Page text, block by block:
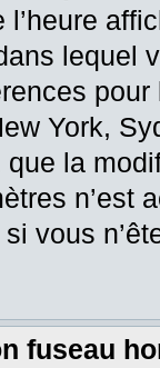
lequel
York,
que la
n’est
vous
fuseau